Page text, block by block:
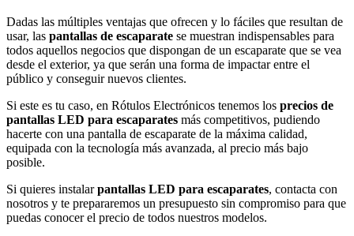
Dadas las múltiples ventajas que ofrecen y lo fáciles que resultan de
usar, las pantallas de escaparate se muestran indispensables para
todos aquellos negocios que dispongan de un escaparate que se vea
desde el exterior, ya que serán una forma de impactar entre el
público y conseguir nuevos clientes.
Si este es tu caso, en Rótulos Electrónicos tenemos los precios de
pantallas LED para escaparates más competitivos, pudiendo
hacerte con una pantalla de escaparate de la máxima calidad,
equipada con la tecnología más avanzada, al precio más bajo
posible.
Si quieres instalarpantallas LED para escaparates, contacta con
nosotros y te prepararemos un presupuesto sin compromiso para que
puedas conocer el precio de todos nuestros modelos.